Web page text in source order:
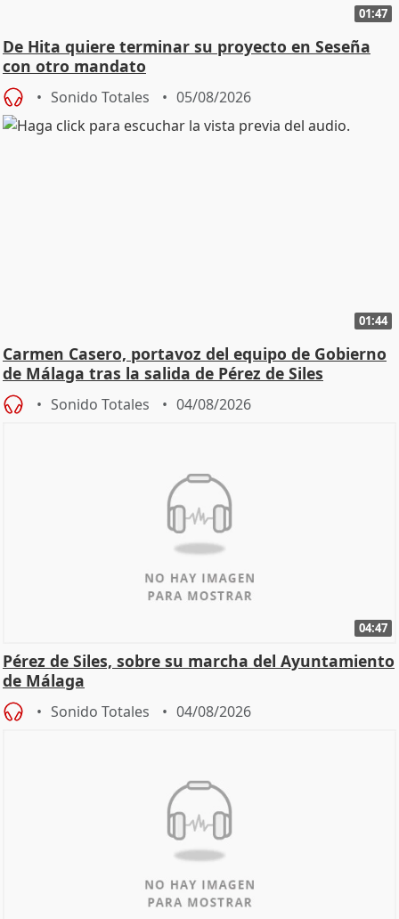
01:47
De Hita quiere terminar su proyecto en Seseña
con otro mandato
Sonido Totales 05/08/2026
01:44
Carmen Casero, portavoz del equipo de Gobierno
de Málaga tras la salida de Pérez de Siles
Sonido Totales 04/08/2026
04:47
Pérez de Siles, sobre su marcha del Ayuntamiento
de Málaga
Sonido Totales 04/08/2026